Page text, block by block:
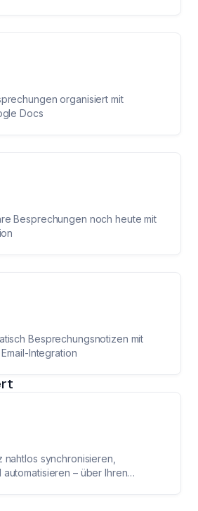
organisiert mit
Docs
Besprechungen noch heute mit
Besprechungsnotizen mit
Integration
synchronisieren,
– über Ihren